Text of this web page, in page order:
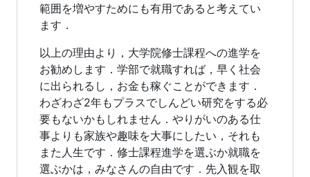
範囲を増やすためにも有用であると考えてい
ます．
以上の理由より，大学院修士課程への進学を
お勧めします．学部で就職すれば，早く社会
に出られるし，お金も稼ぐことができます．
わざわざ2年もプラスでしんどい研究をする必
要もないかもしれません．やりがいのある仕
事よりも家族や趣味を大事にしたい，それも
また人生です．修士課程進学を選ぶか就職を
選ぶかは，みなさんの自由です．先入観を取